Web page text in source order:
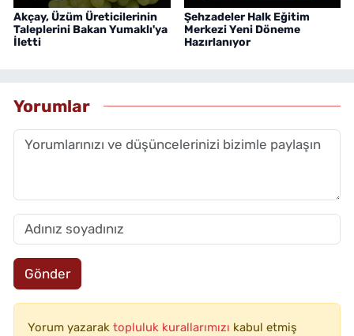
Akçay, Üzüm Üreticilerinin
Taleplerini Bakan Yumaklı'ya
İletti
Şehzadeler Halk Eğitim
Merkezi Yeni Döneme
Hazırlanıyor
Yorumlar
Gönder
Yorum yazarak topluluk kurallarımızı kabul etmiş